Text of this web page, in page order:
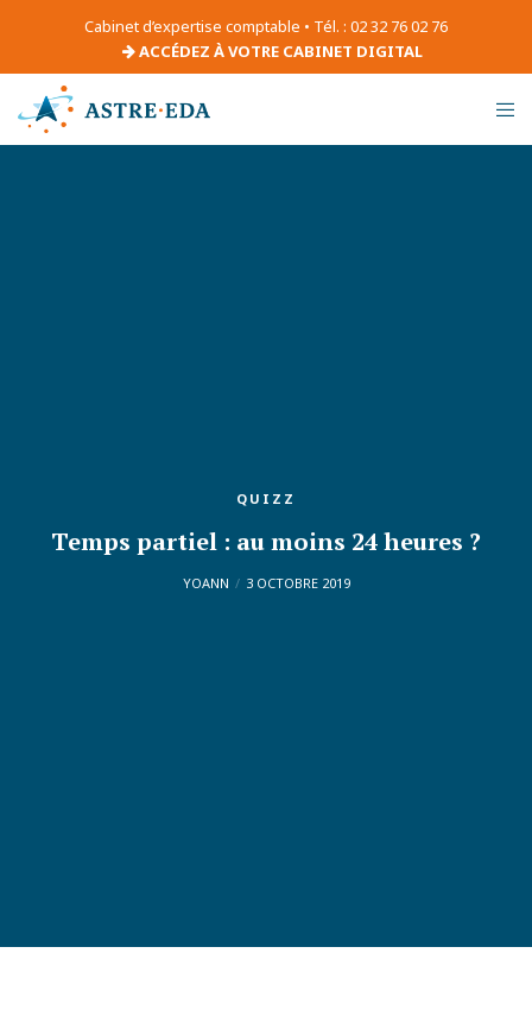
Cabinet d’expertise comptable • Tél. : 02 32 76 02 76
ACCÉDEZ À VOTRE CABINET DIGITAL
QUIZZ
Temps partiel : au moins 24 heures ?
YOANN 3 OCTOBRE 2019